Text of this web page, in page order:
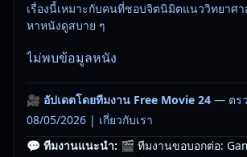
เรื่องนี้เหมาะกับคนที่ชอบจิตนิมิตแนววิทยาศ
หาหนังดูสบาย ๆ
ไม่พบข้อมูลหนัง
🎥 อัปเดตโดยทีมงาน Free Movie 24 — ตร
08/05/2026 | เกี่ยวกับเรา
💬 ทีมงานแนะนำ: 🎬 ทีมงานขอบอกต่อ: